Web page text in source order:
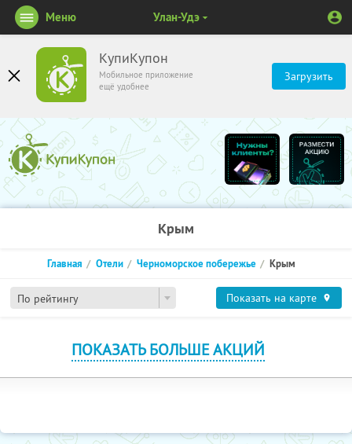
КупиКупон
Мобильное приложение
ещё удобнее
Загрузить
Меню Улан-Удэ
Крым
По рейтингу
Главная Отели Черноморское побережье Крым
Показать на карте
ПОКАЗАТЬ БОЛЬШЕ АКЦИЙ